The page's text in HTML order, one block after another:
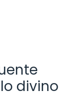
divino